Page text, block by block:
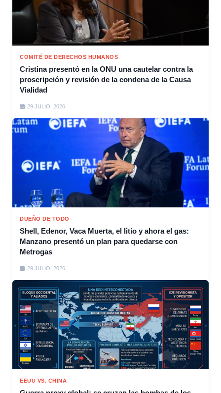
COMITÉ DE DERECHOS HUMANOS
Cristina presentó en la ONU una cautelar contra la
proscripción y revisión de la condena de la Causa
Vialidad
29 JULIO, 2026
DUEÑO DE TODO
Shell, Edenor, Vaca Muerta, el litio y ahora el gas:
Manzano presentó un plan para quedarse con
Metrogas
29 JULIO, 2026
EEUU VS. CHINA